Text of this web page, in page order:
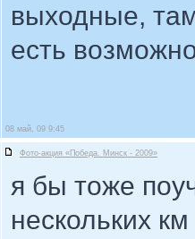
выходные,
есть
08 май, 09 9:45
Фото-акция «Победа. Минск - 2009»
я бы тоже
нескольких